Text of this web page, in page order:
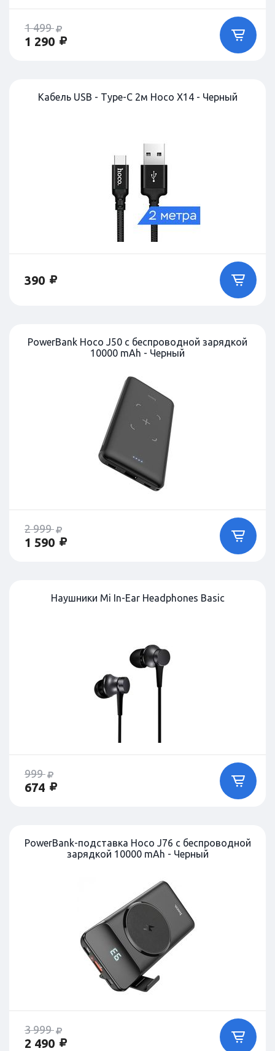
1 499
1 290
Кабель USB - Type-C 2м Hoco X14 - Черный
390
PowerBank Hoco J50 с беспроводной зарядкой
10000 mAh - Черный
2 999
1 590
Наушники Mi In-Ear Headphones Basic
999
674
PowerBank-подставка Hoco J76 с беспроводной
зарядкой 10000 mAh - Черный
3 999
2 490